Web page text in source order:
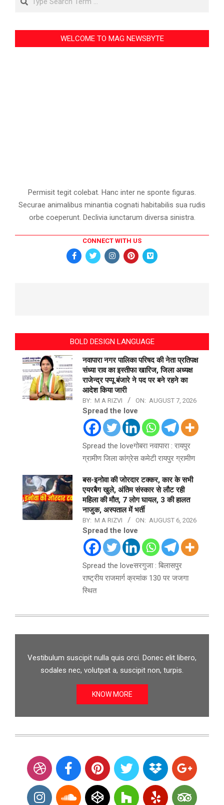
WELCOME TO MAG NEWSBYTE
Permisit tegit colebat. Hanc inter ne sponte figuras.
Securae animalibus minantia cognati habitabilis sua rudis
orbe coeperunt. Declivia iunctarum diversa sinistra.
CONNECT WITH US
BOLD DESIGN LANGUAGE
नवापारा नगर पालिका परिषद की नेता प्रतिपक्ष
संध्या राव का इस्तीफा खारिज, जिला अध्यक्ष
राजेन्द्र पप्पू बंजारे ने पद पर बने रहने का
आदेश किया जारी
BY: M A RIZVI ON: AUGUST 7, 2026
Spread the love
Spread the loveगोबरा नवापारा : रायपुर
ग्रामीण जिला कांग्रेस कमेटी रायपुर ग्रामीण
बस-इनोवा की जोरदार टक्कर, कार के सभी
एयरबैग खुले, अंतिम संस्कार से लौट रही
महिला की मौत, 7 लोग घायल, 3 की हालत
नाजुक, अस्पताल में भर्ती
BY: M A RIZVI ON: AUGUST 6, 2026
Spread the love
Spread the loveसरगुजा : बिलासपुर
राष्ट्रीय राजमार्ग क्रमांक 130 पर जजगा
स्थित
Vestibulum suscipit nulla quis orci. Donec elit libero,
sodales nec, volutpat a, suscipit non, turpis.
KNOW MORE